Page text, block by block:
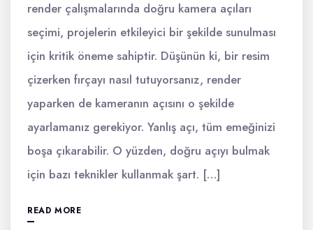
render çalışmalarında doğru kamera açıları
seçimi, projelerin etkileyici bir şekilde sunulması
için kritik öneme sahiptir. Düşünün ki, bir resim
çizerken fırçayı nasıl tutuyorsanız, render
yaparken de kameranın açısını o şekilde
ayarlamanız gerekiyor. Yanlış açı, tüm emeğinizi
boşa çıkarabilir. O yüzden, doğru açıyı bulmak
için bazı teknikler kullanmak şart. […]
READ MORE